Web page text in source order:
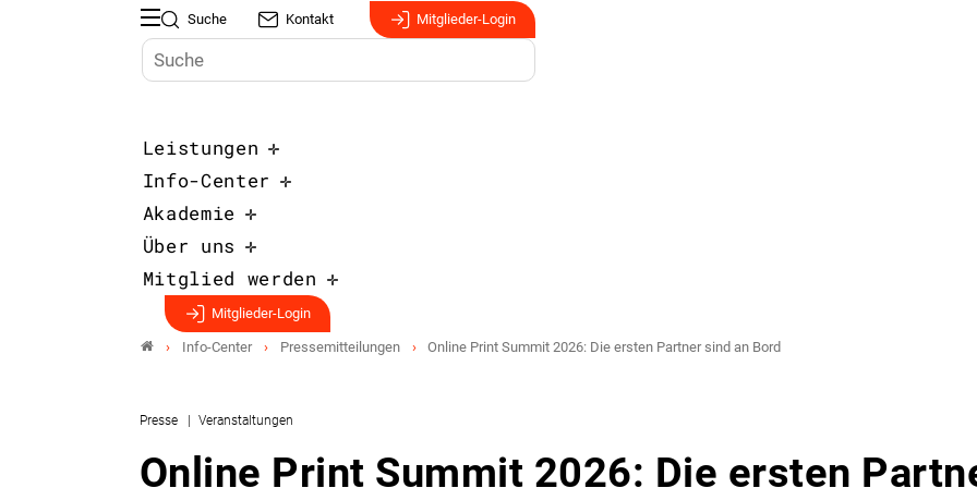
Suche Kontakt Mitglieder-Login
Leistungen
Info-Center
Akademie
Über uns
Mitglied werden
Mitglieder-Login
Info-Center Pressemitteilungen Online Print Summit 2026: Die ersten Partner sind an Bord
Presse Veranstaltungen
Online Print Summit 2026: Die ersten